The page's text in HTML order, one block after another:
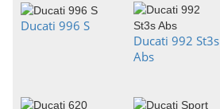
Ducati 996 S
Ducati 992 St3s
Abs